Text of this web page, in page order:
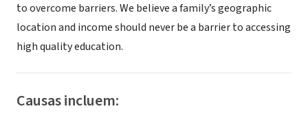
to overcome barriers. We believe a family’s geographic
location and income should never be a barrier to accessing
high quality education.
Causas incluem: